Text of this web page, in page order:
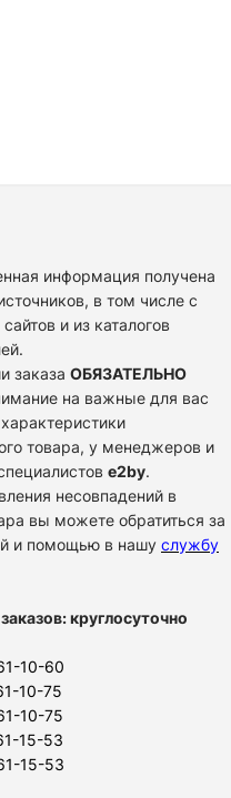
информация получена
в том числе с
и из каталогов
заказа ОБЯЗАТЕЛЬНО
на важные для вас
товара, у менеджеров и
e2by.
несовпадений в
вы можете обратиться за
и помощью в нашу службу
круглосуточно
10-60
10-75
10-75
15-53
15-53